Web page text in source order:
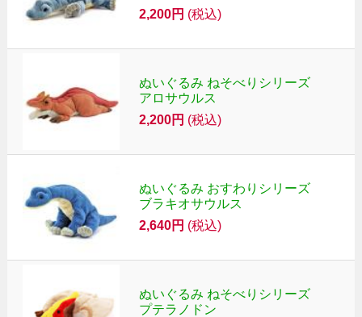
2,200円 (税込)
ぬいぐるみ ねそべりシリーズ
アロサウルス
2,200円 (税込)
ぬいぐるみ おすわりシリーズ
ブラキオサウルス
2,640円 (税込)
ぬいぐるみ ねそべりシリーズ
プテラノドン